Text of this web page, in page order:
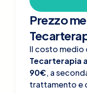
Prezzo
Il costo medio
Tecarterapia
90€, a
trattamento e